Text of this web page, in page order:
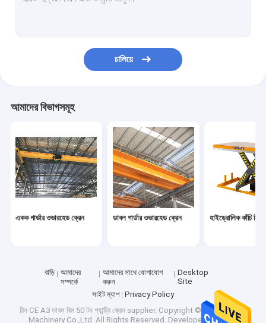
চালিয়ে
আমাদের বিভাগসমূহ
একক গার্ডার ওভারহেড ক্রেন ডাবল গার্ডার ওভারহেড ক্রেন হাইড্রোলিক কাঁচি
বাড়ি
আমাদের
সম্পর্কে
আমাদের সাথে যোগাযোগ
করুন
Desktop
Site
সাইট ম্যাপ
Privacy Policy
চীন CE A3 ডাবল বিম 50 টন গ্যান্ট্রি ক্রেন supplier. Copyright © 2026 CATET
Machinery Co.,Ltd. All Rights Reserved. Developed byECER